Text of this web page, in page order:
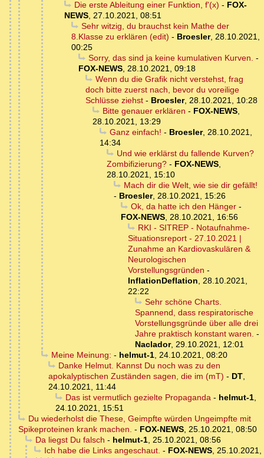
Die erste Ableitung einer Funktion, f'(x) - FOX-
NEWS, 27.10.2021, 08:51
Sehr witzig, du brauchst kein Mathe der
8.Klasse zu erklären (edit) - Broesler, 28.10.2021,
00:25
Sorry, das sind ja keine kumulativen Kurven. -
FOX-NEWS, 28.10.2021, 09:18
Wenn du die Grafik nicht verstehst, frag
doch bitte zuerst nach, bevor du voreilige
Schlüsse ziehst - Broesler, 28.10.2021, 10:28
Bitte genauer erklären - FOX-NEWS,
28.10.2021, 13:29
Ganz einfach! - Broesler, 28.10.2021,
14:34
Und wie erklärst du fallende Kurven?
Zombifizierung? - FOX-NEWS,
28.10.2021, 15:10
Mach dir die Welt, wie sie dir gefällt!
- Broesler, 28.10.2021, 15:26
Ok, da hatte ich den Hänger-
FOX-NEWS, 28.10.2021, 16:56
RKI - SITREP - Notaufnahme-
Situationsreport - 27.10.2021 |
Zunahme an Kardiovaskulären &
Neurologischen
Vorstellungsgründen -
InflationDeflation, 28.10.2021,
22:22
Sehr schöne Charts.
Spannend, dass respiratorische
Vorstellungsgründe über alle drei
Jahre praktisch konstant waren. -
Naclador, 29.10.2021, 12:01
Meine Meinung: - helmut-1, 24.10.2021, 08:20
Danke Helmut. Kannst Du noch was zu den
apokalyptischen Zuständen sagen, die im (mT) - DT,
24.10.2021, 11:44
Das ist vermutlich gezielte Propaganda- helmut-1,
24.10.2021, 15:51
Du wiederholst die These, Geimpfte würden Ungeimpfte mit
Spikeproteinen krank machen. - FOX-NEWS, 25.10.2021, 08:50
Da liegst Du falsch - helmut-1, 25.10.2021, 08:56
Ich habe die Links angeschaut. - FOX-NEWS, 25.10.2021,